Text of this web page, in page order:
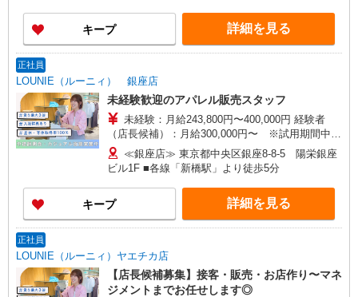
宮ガーデンズ店 ルクアイーレ大阪店／岡山一番街
店／ミナモア広島店／博多阪急店／天神ソラリア
プラザ店 ▽他、詳しくは備考をご参照ください。
キープ 詳細を見る
正社員
LOUNIE（ルーニィ） 銀座店
未経験歓迎のアパレル販売スタッフ
未経験：月給243,800円〜400,000円 経験者
（店長候補）：月給300,000円〜 ※試用期間中は
270,000円〜 ★固定残業手当：30,800円（月給に
含む） ※経験・能力考慮 ※固定残業時間は1ヶ月
あたり20時間、超過時は追加で残業手当支給 ※月
3万円まで交通費支給 ※試用期間（2〜3ヶ月）も
同条件 【手当】固定残業手当／資格手当／店舗職
制手当／住宅手当（実家外かつ賃貸の場合のみ別
当の種類はエリアにより異なります。詳細は面接
時にお尋ねください。 ＼入社３大特典キャンペー
ン実施中！／※詳細は備考欄にて
≪銀座店≫ 東京都中央区銀座8-8-5 陽栄銀座
ビル1F ■各線「新橋駅」より徒歩5分
キープ 詳細を見る
正社員
LOUNIE（ルーニィ）ヤエチカ店
【店長候補募集】接客・販売・お店作り〜マネ
ジメントまでお任せします◎